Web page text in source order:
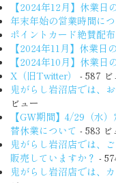
【2024年12月】休業日
年末年始の営業時間に
ポイントカード絶賛配
【2024年11月】休業日
【2024年10月】休業日
X（旧Twitter）
- 587 ビ
鬼がらし岩沼店では、
ビュー
【GW期間】4/29（水
替休業について - 583 ビ
鬼がらし岩沼店では、
販売していますか？ -
鬼がらし岩沼店では、